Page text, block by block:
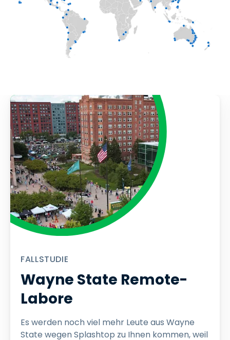
FALLSTUDIE
Wayne State Remote-
Labore
Es werden noch viel mehr Leute aus Wayne
State wegen Splashtop zu Ihnen kommen, weil